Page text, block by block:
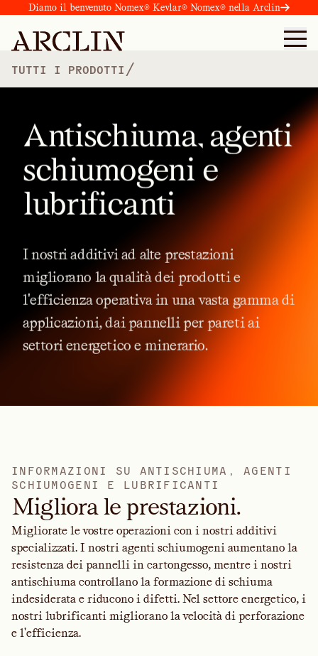
Diamo il benvenuto Nomex® Kevlar® Nomex® nella Arclin
TUTTI I PRODOTTI /
Antischiuma, agenti
schiumogeni e
lubrificanti
Inostriadditiviad alte prestazioni
migliorano laqualitàdei prodottie
l'efficienzaoperativain unavasta gammadi
applicazioni,daipannelliper paretiai
settorienergetico e minerario.
I N FORM AZI ONI SU ANTI SCHI UMA , AG ENT I
SC HI UMOGE NI E L U BRI F I CAN TI
Migliora le prestazioni.
Migliorate le vostre operazioni con i nostri additivi
specializzati. I nostri agenti schiumogeni aumentano la
resistenza dei pannelli in cartongesso, mentre i nostri
antischiuma controllano la formazione di schiuma
indesiderata e riducono i difetti. Nel settore energetico, i
nostri lubrificanti migliorano la velocità di perforazione
e l'efficienza.